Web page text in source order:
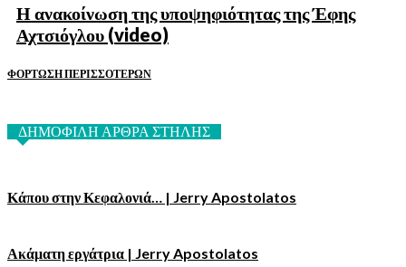
Η ανακοίνωση της υποψηφιότητας της Έφης
Αχτσιόγλου (video)
ΦΌΡΤΩΣΗ ΠΕΡΙΣΣΟΤΈΡΩΝ
ΔΗΜΟΦΙΛΗ ΑΡΘΡΑ ΣΤΗΛΗΣ
Κάπου στην Κεφαλονιά… | Jerry Apostolatos
Ακάματη εργάτρια | Jerry Apostolatos